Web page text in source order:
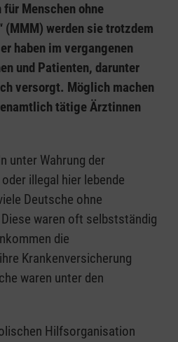
Menschen ohne
(MMM) werden sie trotzdem
haben im vergangenen
und Patienten, darunter
versorgt. Möglich machen
tätige Ärztinnen
unter Wahrung der
illegal hier lebende
Deutsche ohne
waren oft selbstständig
die
Krankenversicherung
waren unter den
Hilfsorganisation